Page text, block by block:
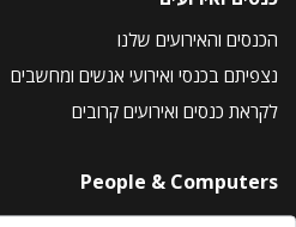
הכנסים והאירועים שלנו
נצפיתם בכנסי ואירועי אנשים ומחשבים
לקראת כנסים ואירועים קרובים
People & Computers